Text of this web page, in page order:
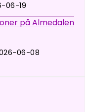
06-19
på Almedalen
06-08